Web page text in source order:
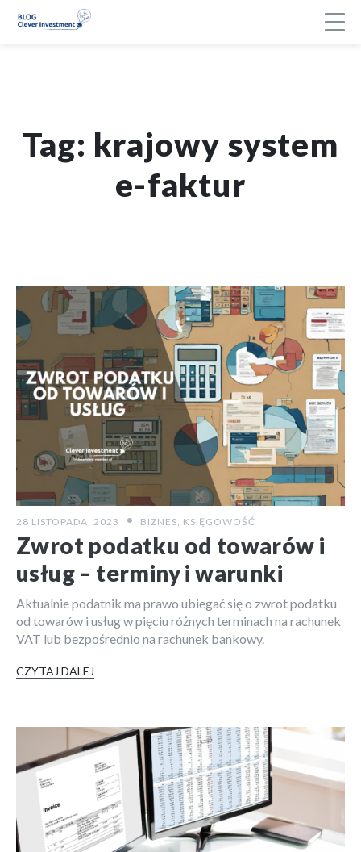
BIZNES
KSIĘGOWOŚĆ
DOTACJE
INWESTYCJE
INNE
Tag: krajowy system
e-faktur
28 LISTOPADA, 2023 BIZNES KSIĘGOWOŚĆ
Zwrot podatku od towarów i
usług – terminy i warunki
Aktualnie podatnik ma prawo ubiegać się o zwrot podatku
od towarów i usług w pięciu różnych terminach na rachunek
VAT lub bezpośrednio na rachunek bankowy.
CZYTAJ DALEJ